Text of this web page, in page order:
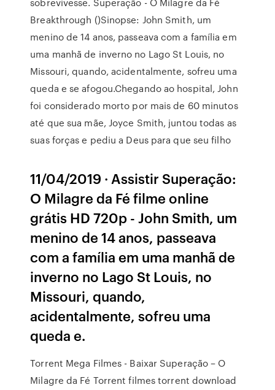
Breakthrough ()Sinopse: John Smith, um
menino de 14 anos, passeava com a família em
uma manhã de inverno no Lago St Louis, no
Missouri, quando, acidentalmente, sofreu uma
queda e se afogou.Chegando ao hospital, John
foi considerado morto por mais de 60 minutos
até que sua mãe, Joyce Smith, juntou todas as
suas forças e pediu a Deus para que seu filho
11/04/2019 · Assistir Superação:
O Milagre da Fé filme online
grátis HD 720p - John Smith, um
menino de 14 anos, passeava
com a família em uma manhã de
inverno no Lago St Louis, no
Missouri, quando,
acidentalmente, sofreu uma
queda e.
Torrent Mega Filmes - Baixar Superação – O
Milagre da Fé Torrent filmes torrent download